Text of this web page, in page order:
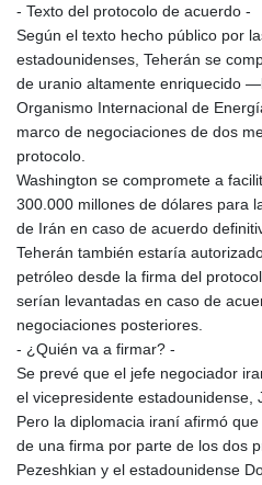
- Texto del protocolo de acuerdo -
Según el texto hecho público por
estadounidenses, Teherán se
de uranio altamente enriquecido
Organismo Internacional de
marco de negociaciones de dos
protocolo.
Washington se compromete a
300.000 millones de dólares para
de Irán en caso de acuerdo
Teherán también estaría
petróleo desde la firma del
serían levantadas en caso de
negociaciones posteriores.
- ¿Quién va a firmar? -
Se prevé que el jefe negociador
el vicepresidente estadounidense,
Pero la diplomacia iraní afirmó
de una firma por parte de los dos
Pezeshkian y el estadounidense